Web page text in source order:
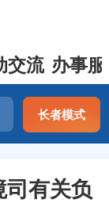
交流 办事
长者模式
有关负